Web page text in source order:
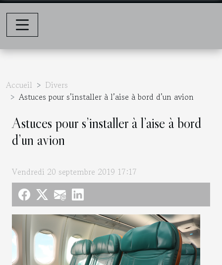
Accueil
Divers
Astuces pour s’installer à l’aise à bord d’un avion
Astuces pour s’installer à l’aise à bord
d’un avion
Vendredi 20 septembre 2019 17:17